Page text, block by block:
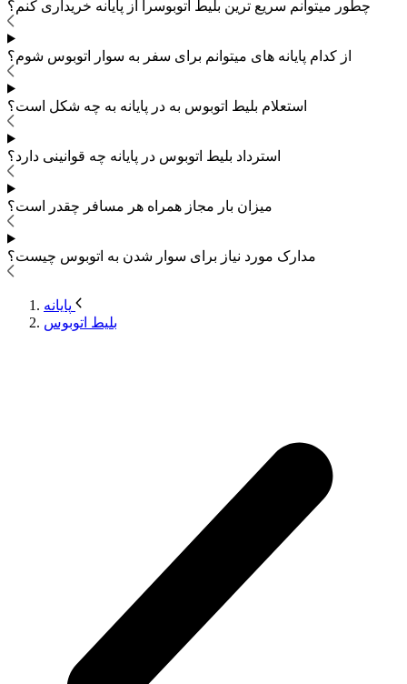
چطور میتوانم سریع ترین بلیط اتوبوسرا از پایانه خریداری کنم؟
از کدام پایانه های میتوانم برای سفر به سوار اتوبوس شوم؟
استعلام بلیط اتوبوس به در پایانه به چه شکل است؟
استرداد بلیط اتوبوس در پایانه چه قوانینی دارد؟
میزان بار مجاز همراه هر مسافر چقدر است؟
مدارک مورد نیاز برای سوار شدن به اتوبوس چیست؟
بلیط اتوبوس